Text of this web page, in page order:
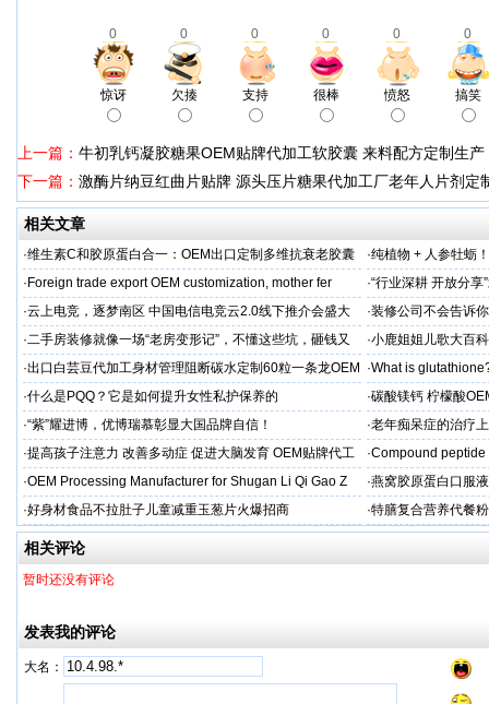
0 0 0 0 0 0
惊讶 欠揍 支持 很棒 愤怒 搞笑
上一篇： 牛初乳钙凝胶糖果OEM贴牌代加工软胶囊 来料配方定制生产
下一篇： 激酶片纳豆红曲片贴牌 源头压片糖果代加工厂老年人片剂定
相关文章
·维生素C和胶原蛋白合一：OEM出口定制多维抗衰老胶囊 ·纯植物 + 人参牡蛎
力保驾护航
· Foreign trade export OEM customization, mother fer ·“行业深耕 开放分
·云上电竞，逐梦南区 中国电信电竞云2.0线下推介会盛大
启幕
·装修公司不会告诉
·二手房装修就像一场“老房变形记”，不懂这些坑，砸钱又
糟心！看完这篇再开工
·小鹿姐姐儿歌大百科
·出口白芸豆代加工身材管理阻断碳水定制60粒一条龙OEM
贴牌
·What is
·什么是PQQ？它是如何提升女性私护保养的 ·碳酸镁钙 柠檬酸
制
·“紫”耀进博，优博瑞慕彰显大国品牌自信！ ·老年痴呆症的治疗
吻合术)
·提高孩子注意力 改善多动症 促进大脑发育 OEM贴牌代工 ·Compound
·OEM Processing Manufacturer for Shugan Li Qi Gao Z ·燕窝胶原蛋白口服
牌
·好身材食品不拉肚子儿童减重玉葱片火爆招商 ·特膳复合营养代餐
牌代工
相关评论
暂时还没有评论
发表我的评论
大名：